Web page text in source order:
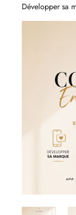
Développer sa